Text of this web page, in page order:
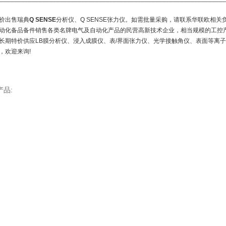
出售瑞典Q SENSE分析仪、Q SENSE张力仪。如需批量采购，请联系华联欧相关
化备品备件销售各类名牌电气及自动化产品的民营高新技术企业，相当规模的工
期特价供应LB膜分析仪、浸入成膜仪、表/界面张力仪、光学接触角仪、表面等离
欢迎来询!
品: